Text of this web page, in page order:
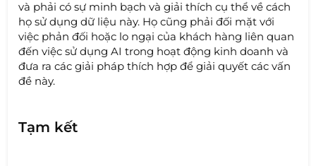
và phải có sự minh bạch và giải thích cụ thể về cách
họ sử dụng dữ liệu này. Họ cũng phải đối mặt với
việc phản đối hoặc lo ngại của khách hàng liên quan
đến việc sử dụng AI trong hoạt động kinh doanh và
đưa ra các giải pháp thích hợp để giải quyết các vấn
đề này.
Tạm kết